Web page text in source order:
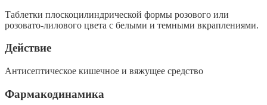
Таблетки плоскоцилиндрической формы розового или
розовато-лилового цвета с белыми и темными вкраплениями.
Действие
Антисептическое кишечное и вяжущее средство
Фармакодинамика